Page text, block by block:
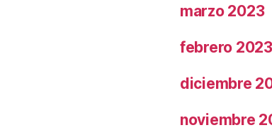
marzo 2023
febrero 2023
diciembre
noviembre